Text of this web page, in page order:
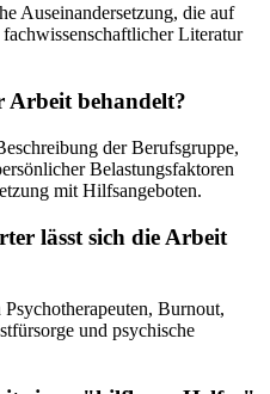
Auseinandersetzung, die auf
Literatur
behandelt?
der Berufsgruppe,
Belastungsfaktoren
mit Hilfsangeboten.
lässt sich die Arbeit
Burnout,
und psychische